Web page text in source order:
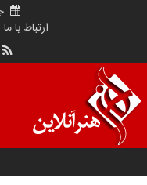
ارتباط با ما